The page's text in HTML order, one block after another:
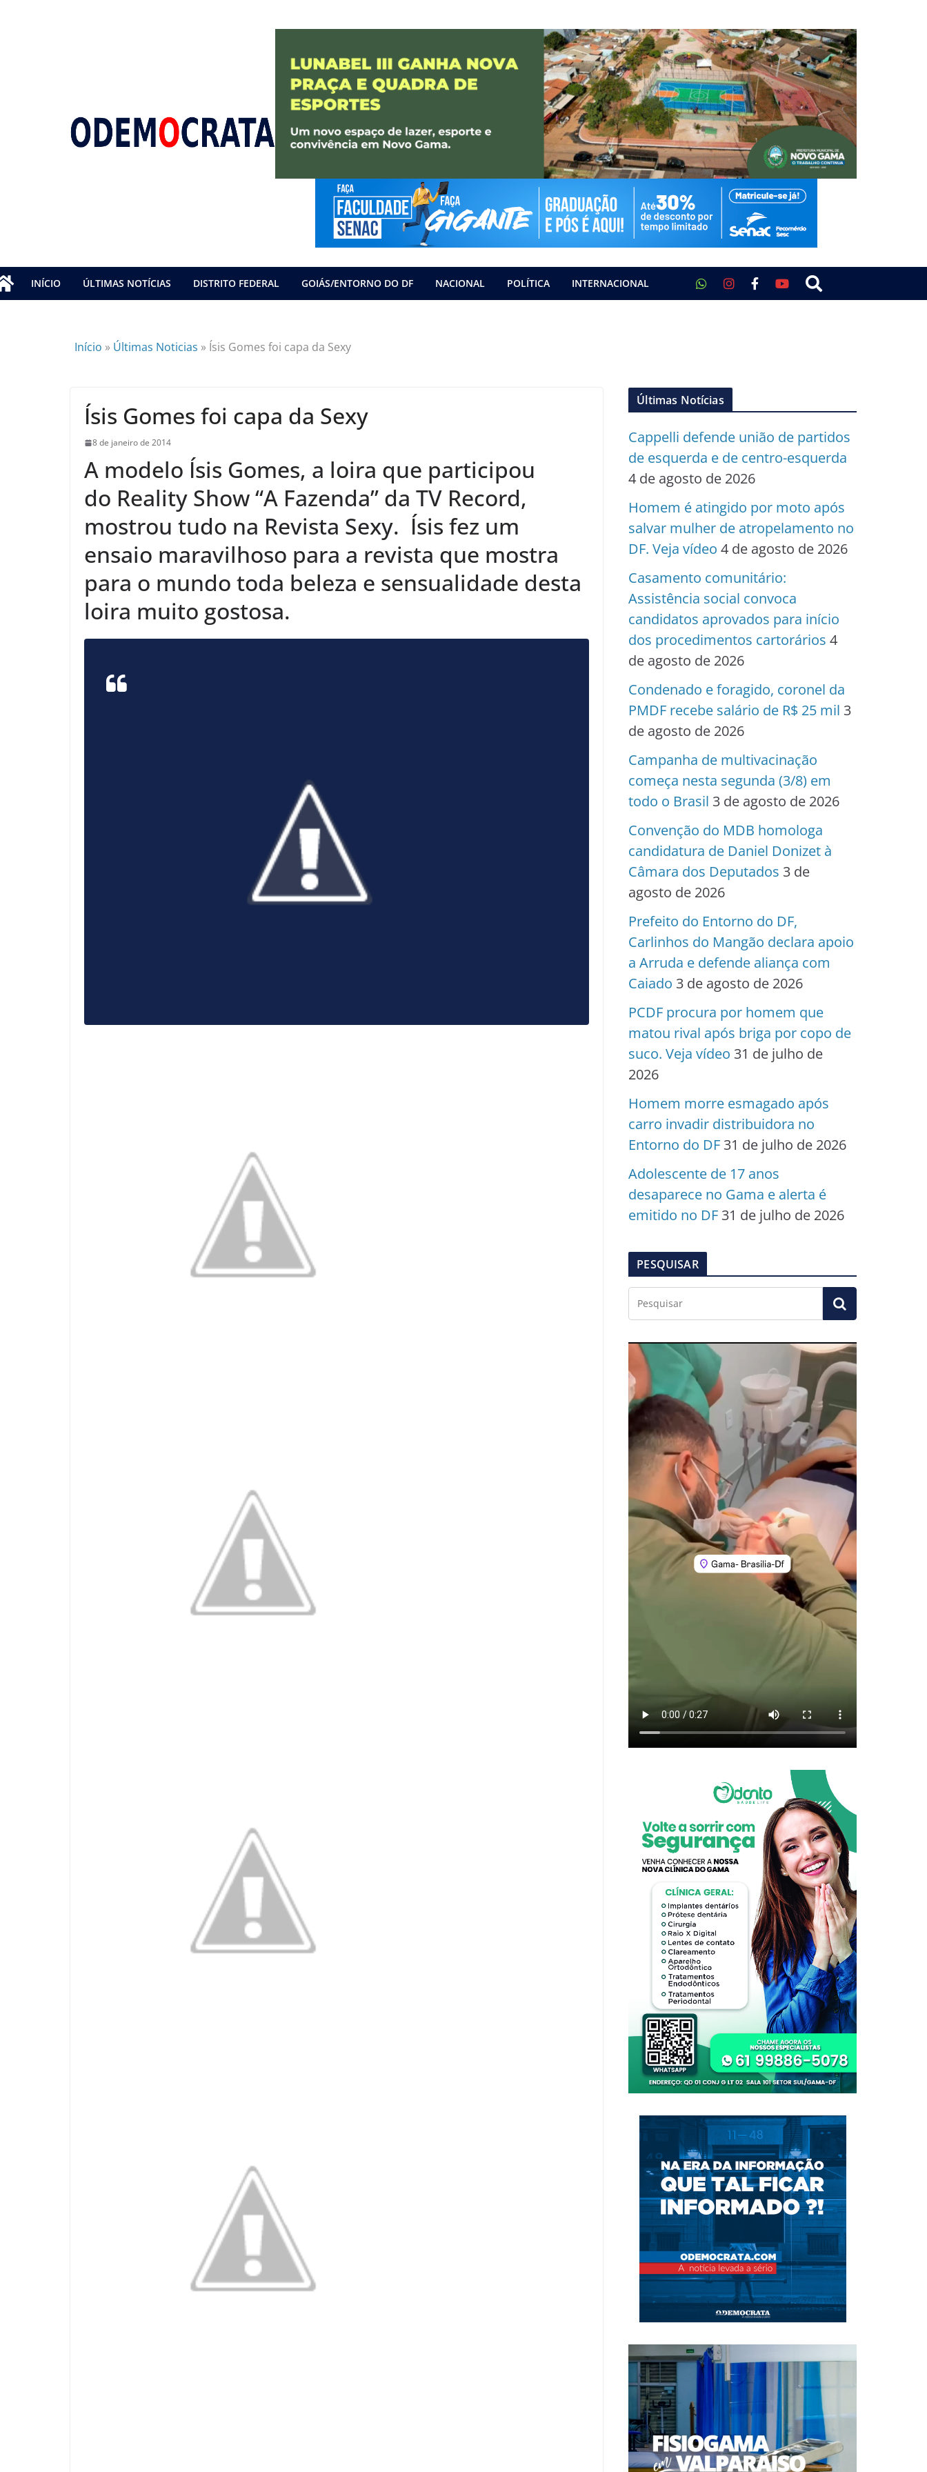
INÍCIO ÚLTIMAS NOTÍCIAS DISTRITO FEDERAL GOIÁS/ENTORNO DO DF NACIONAL POLÍTICA INTERNACIONAL
Início » Últimas Noticias » Ísis Gomes foi capa da Sexy
Ísis Gomes foi capa da Sexy
8 de janeiro de 2014
A modelo Ísis Gomes, a loira que participou
do Reality Show “A Fazenda” da TV Record,
mostrou tudo na Revista Sexy. Ísis fez um
ensaio maravilhoso para a revista que mostra
para o mundo toda beleza e sensualidade desta
loira muito gostosa.
Últimas Notícias
Cappelli defende união de partidos
de esquerda e de centro-esquerda
4 de agosto de 2026
Homem é atingido por moto após
salvar mulher de atropelamento no
DF. Veja vídeo 4 de agosto de 2026
Casamento comunitário:
Assistência social convoca
candidatos aprovados para início
dos procedimentos cartorários 4
de agosto de 2026
Condenado e foragido, coronel da
PMDF recebe salário de R$ 25 mil 3
de agosto de 2026
Campanha de multivacinação
começa nesta segunda (3/8) em
todo o Brasil 3 de agosto de 2026
Convenção do MDB homologa
candidatura de Daniel Donizet à
Câmara dos Deputados 3 de
agosto de 2026
Prefeito do Entorno do DF,
Carlinhos do Mangão declara apoio
a Arruda e defende aliança com
Caiado 3 de agosto de 2026
PCDF procura por homem que
matou rival após briga por copo de
suco. Veja vídeo 31 de julho de
2026
Homem morre esmagado após
carro invadir distribuidora no
Entorno do DF 31 de julho de 2026
Adolescente de 17 anos
desaparece no Gama e alerta é
emitido no DF 31 de julho de 2026
PESQUISAR